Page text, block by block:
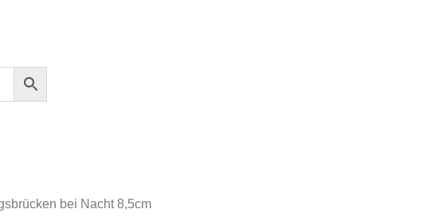
bei Nacht 8,5cm